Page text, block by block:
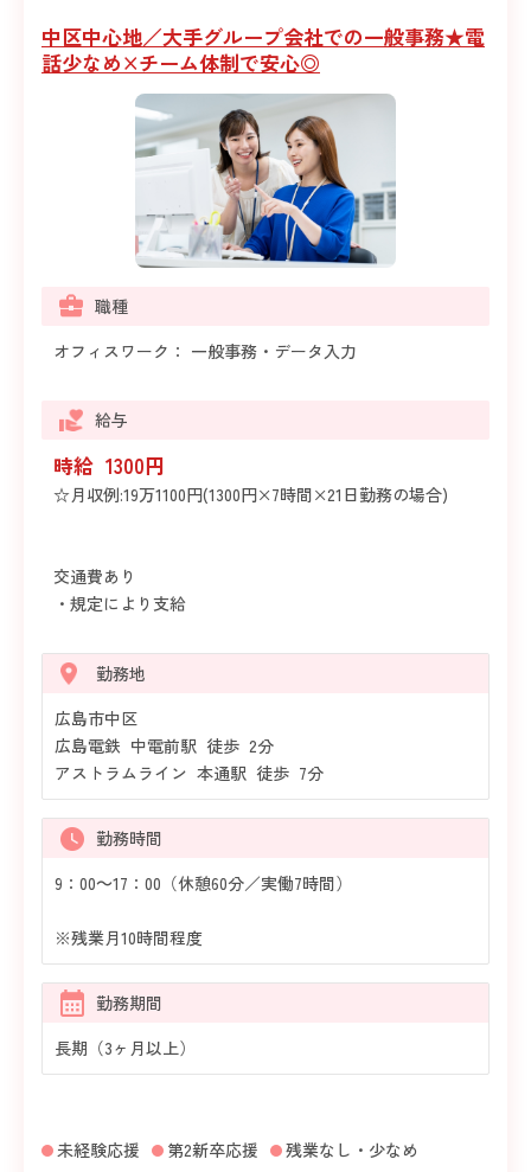
中区中心地／大手グループ会社での一般事務★電
話少なめ×チーム体制で安心◎
職種
オフィスワーク： 一般事務・データ入力
給与
時給 1300円
☆月収例:19万1100円(1300円×7時間×21日勤務の場合)
交通費あり
・規定により支給
勤務地
広島市中区
広島電鉄 中電前駅 徒歩 2分
アストラムライン 本通駅 徒歩 7分
勤務時間
9：00～17：00（休憩60分／実働7時間）
※残業月10時間程度
勤務期間
長期（3ヶ月以上）
未経験応援 第2新卒応援
残業なし・少なめ